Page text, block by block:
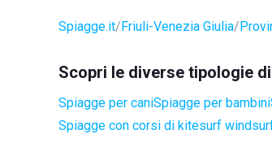
Spiagge.it Friuli-Venezia Giulia
Scopri le diverse tipologie
Spiagge per caniSpiagge per bambini
Spiagge con corsi di kitesurf